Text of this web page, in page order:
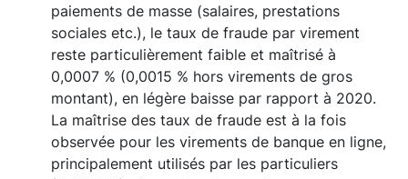
paiements de masse (salaires, prestations
sociales etc.), le taux de fraude par virement
reste particulièrement faible et maîtrisé à
0,0007 % (0,0015 % hors virements de gros
montant), en légère baisse par rapport à 2020.
La maîtrise des taux de fraude est à la fois
observée pour les virements de banque en ligne,
principalement utilisés par les particuliers